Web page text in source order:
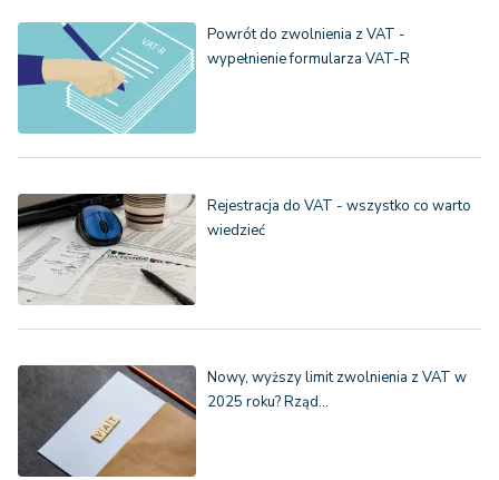
Powrót do zwolnienia z VAT -
wypełnienie formularza VAT-R
Rejestracja do VAT - wszystko co warto
wiedzieć
Nowy, wyższy limit zwolnienia z VAT w
2025 roku? Rząd…